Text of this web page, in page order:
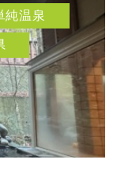
純温泉